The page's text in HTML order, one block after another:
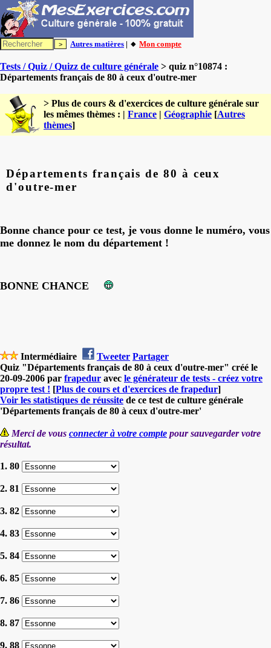
Autres matières | 🔸 Mon compte
Tests / Quiz / Quizz de culture générale > quiz n°10874 :
Départements français de 80 à ceux d'outre-mer
> Plus de cours & d'exercices de culture générale sur
les mêmes thèmes : | France | Géographie [Autres
thèmes]
Départements français de 80 à ceux
d'outre-mer
Bonne chance pour ce test, je vous donne le numéro, vous
me donnez le nom du département !
BONNE CHANCE
Intermédiaire Tweeter Partager
Quiz "Départements français de 80 à ceux d'outre-mer" créé le
20-09-2006 par frapedur avec le générateur de tests - créez votre
propre test ! [Plus de cours et d'exercices de frapedur]
Voir les statistiques de réussite de ce test de culture générale
'Départements français de 80 à ceux d'outre-mer'
Merci de vous connecter à votre compte pour sauvegarder votre
résultat.
1. 80
2. 81
3. 82
4. 83
5. 84
6. 85
7. 86
8. 87
9. 88